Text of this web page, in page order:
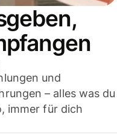
und
– alles was du
immer für dich